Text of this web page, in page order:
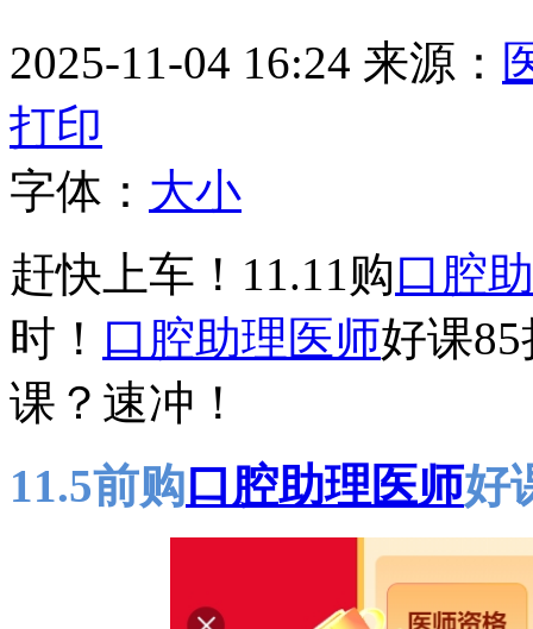
2025-11-04 16:24 来源：
打印
字体： 大小
赶快上车！11.11购口腔
时！ 口腔助理医师好课
课？速冲！
11.5前购 口腔助理医师好